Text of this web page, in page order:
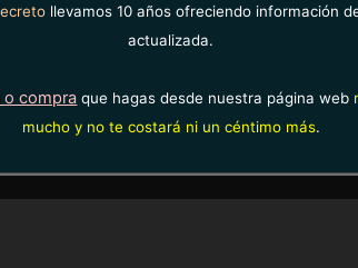
llevamos 10 años ofreciendo información
actualizada.
o compra que hagas desde nuestra página web
mucho y no te costará ni un céntimo más.